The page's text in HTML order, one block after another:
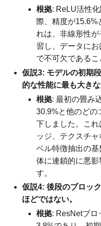
根拠: ReLU活性
際、精度が15.6%
れは、非線形性
習し、データに
で不可欠であるこ
仮説3: モデルの初期
的な性能に最も大きな
根拠: 最初の畳み
30.9%と他のどの
下しました。こ
ッジ、テクスチ
ベル特徴抽出の
体に連鎖的に悪
す。
仮説4: 後段のブロッ
ほどではない。
根拠: ResNetブロ